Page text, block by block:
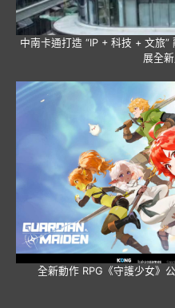
中南卡通打造 “IP + 科技 + 文旅
展全
全新動作 RPG《守護少女》